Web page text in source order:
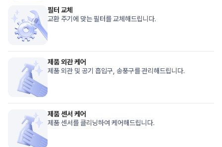
필터 교체
교환 주기에 맞는 필터를 교체해드립니다.
제품 외관 케어
제품 외관 및 공기 흡입구, 송풍구를 관리해드립니다.
제품 센서 케어
제품 센서를 클리닝하여 케어해드립니다.